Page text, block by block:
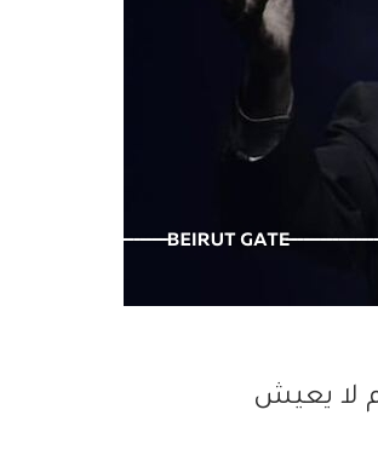
لا يعيش
إلى انتظار العدالة
الحقائق